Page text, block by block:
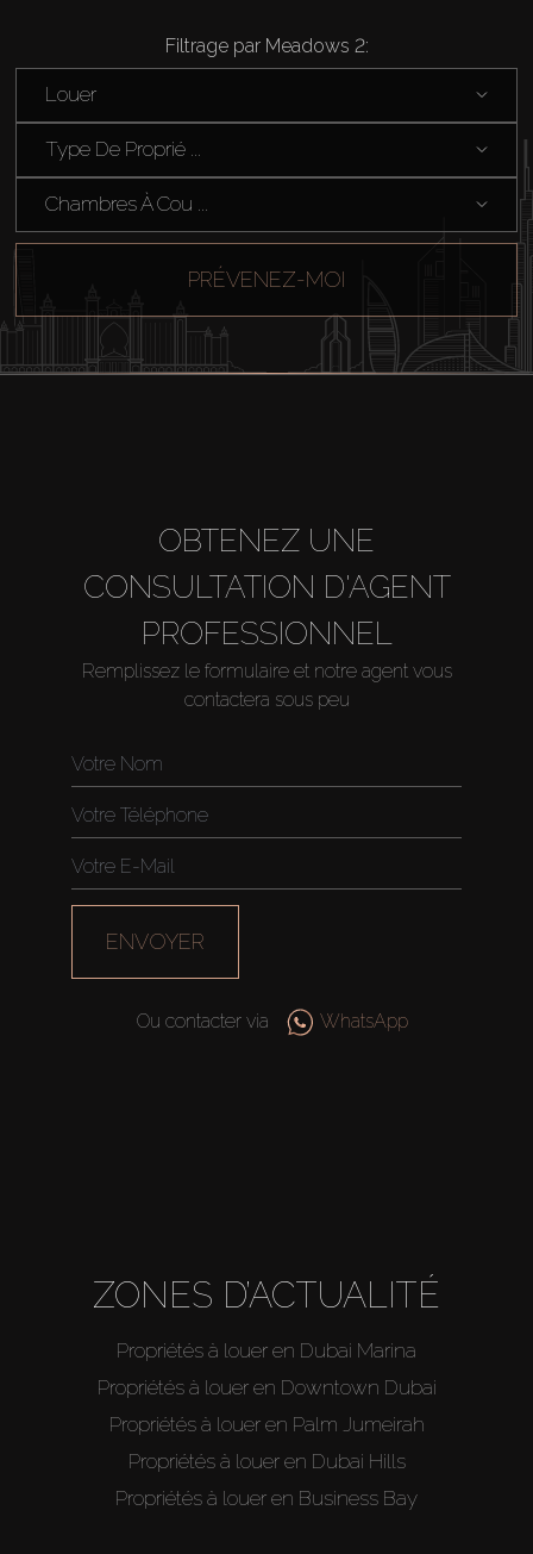
Acheter
Louer
Vendre
Hors Plan
Filtrage par Meadows 2:
Louer
Type De Proprié ...
Chambres À Cou ...
PRÉVENEZ-MOI
OBTENEZ UNE
CONSULTATION D'AGENT
PROFESSIONNEL
Remplissez le formulaire et notre agent vous
contactera sous peu
ENVOYER
Ou contacter via WhatsApp
ZONES D’ACTUALITÉ
Propriétés à louer en Dubai Marina
Propriétés à louer en Downtown Dubai
Propriétés à louer en Palm Jumeirah
Propriétés à louer en Dubai Hills
Propriétés à louer en Business Bay